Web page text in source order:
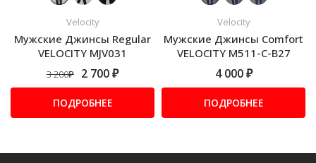
Velocity
Мужские Джинсы Regular
VELOCITY MJV031
3 200₽ 2 700 ₽
ПОДРОБНЕЕ
Velocity
Мужские Джинсы Comfort
VELOCITY M511-C-B27
4 000 ₽
ПОДРОБНЕЕ